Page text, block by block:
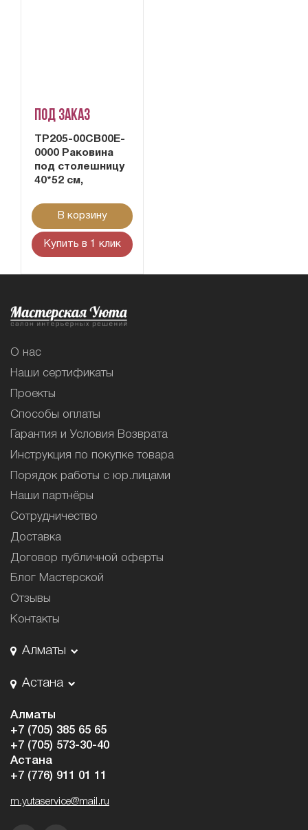
Под заказ
TP205-00CB00E-
0000 Раковина
под столешницу
40*52 см,
В корзину
Купить в 1 клик
О нас
Наши сертификаты
Проекты
Способы оплаты
Гарантия и Условия Возврата
Инструкция по покупке товара
Порядок работы с юр.лицами
Наши партнёры
Сотрудничество
Доставка
Договор публичной оферты
Блог Мастерской
Отзывы
Контакты
Алматы
Астана
Алматы
+7 (705) 385 65 65
+7 (705) 573-30-40
Астана
+7 (776) 911 01 11
m.yutaservice@mail.ru